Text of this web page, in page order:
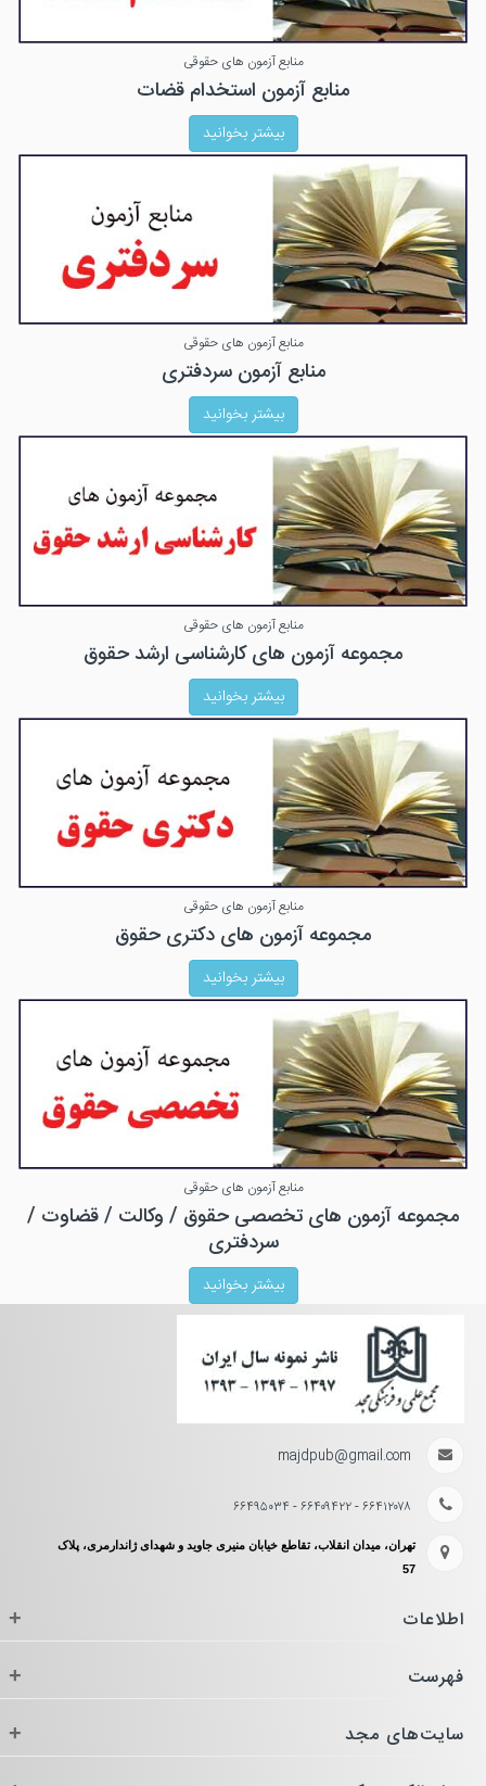
منابع آزمون های حقوقی
منابع آزمون استخدام قضات
بیشتر بخوانید
منابع آزمون های حقوقی
منابع آزمون سردفتری
بیشتر بخوانید
منابع آزمون های حقوقی
مجموعه آزمون های کارشناسی ارشد حقوق
بیشتر بخوانید
منابع آزمون های حقوقی
مجموعه آزمون های دکتری حقوق
بیشتر بخوانید
منابع آزمون های حقوقی
مجموعه آزمون های تخصصی حقوق / وکالت / قضاوت /
سردفتری
بیشتر بخوانید
majdpub@gmail.com
۶۶۴۱۲۰۷۸ - ۶۶۴۰۹۴۲۲ - ۶۶۴۹۵۰۳۴
تهران، میدان انقلاب، تقاطع خیابان منیری جاوید و شهدای ژاندارمری، پلاک
57
اطلاعات +
فهرست +
سایت‌های مجد +